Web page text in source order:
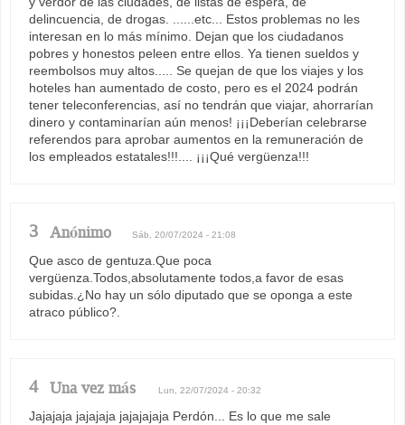
delincuencia, de drogas. ......etc... Estos problemas no les
interesan en lo más mínimo. Dejan que los ciudadanos
pobres y honestos peleen entre ellos. Ya tienen sueldos y
reembolsos muy altos..... Se quejan de que los viajes y los
hoteles han aumentado de costo, pero es el 2024 podrán
tener teleconferencias, así no tendrán que viajar, ahorrarían
dinero y contaminarían aún menos! ¡¡¡Deberían celebrarse
referendos para aprobar aumentos en la remuneración de
los empleados estatales!!!.... ¡¡¡Qué vergüenza!!!
3 Anónimo Sáb, 20/07/2024 - 21:08
Que asco de gentuza.Que poca
vergüenza.Todos,absolutamente todos,a favor de esas
subidas.¿No hay un sólo diputado que se oponga a este
atraco público?.
4 Una vez más Lun, 22/07/2024 - 20:32
Jajajaja jajajaja jajajajaja Perdón... Es lo que me sale